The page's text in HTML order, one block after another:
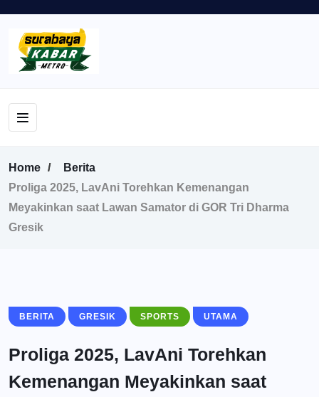
Home
Berita
Proliga 2025, LavAni Torehkan Kemenangan
Meyakinkan saat Lawan Samator di GOR Tri Dharma
Gresik
BERITA GRESIK SPORTS UTAMA
Proliga 2025, LavAni Torehkan
Kemenangan Meyakinkan saat